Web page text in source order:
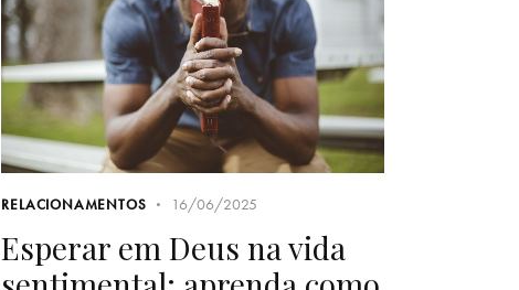
RELACIONAMENTOS 16/06/2025
Esperar em Deus na vida